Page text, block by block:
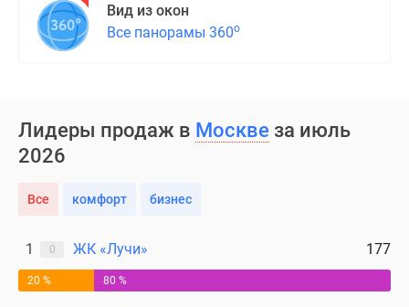
Вид из окон
Все панорамы 360о
Лидеры продаж в Москве за июль
2026
Все комфорт бизнес
1 0 ЖК «Лучи» 177
20 % 80 %